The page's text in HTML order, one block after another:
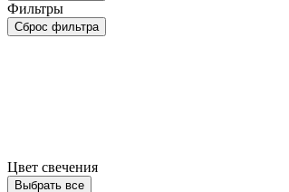
Фильтры
Сброс фильтра
Цвет свечения
Выбрать все